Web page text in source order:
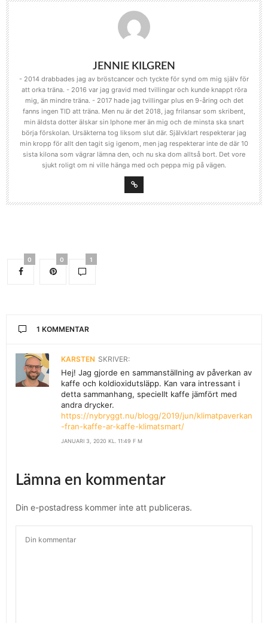
JENNIE KILGREN
- 2014 drabbades jag av bröstcancer och tyckte för synd om mig själv för
att orka träna. - 2016 var jag gravid med tvillingar och kunde knappt röra
mig, än mindre träna. - 2017 hade jag tvillingar plus en 9-åring och det
fanns ingen TID att träna. Men nu är det 2018, jag frilansar som skribent,
min äldsta dotter älskar sin Iphone mer än mig och de minsta ska snart
börja förskolan. Ursäkterna tog liksom slut där. Självklart respekterar jag
min kropp för allt den tagit sig igenom, men jag respekterar inte de där 10
sista kilona som vägrar lämna den, och nu ska dom alltså bort. Det vore
sjukt roligt om ni ville hänga med och peppa mig på vägen.
0 0 1
1 KOMMENTAR
KARSTEN SKRIVER:
JANUARI 3, 2020 KL. 11:49 F M
Hej! Jag gjorde en sammanställning av påverkan av
kaffe och koldioxidutsläpp. Kan vara intressant i
detta sammanhang, speciellt kaffe jämfört med
andra drycker.
https://nybryggt.nu/blogg/2019/jun/klimatpaverkan
-fran-kaffe-ar-kaffe-klimatsmart/
Lämna en kommentar
Din e-postadress kommer inte att publiceras.